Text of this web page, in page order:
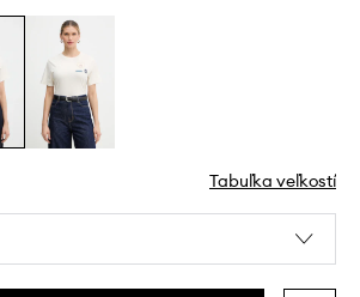
Tabuľka veľkostí